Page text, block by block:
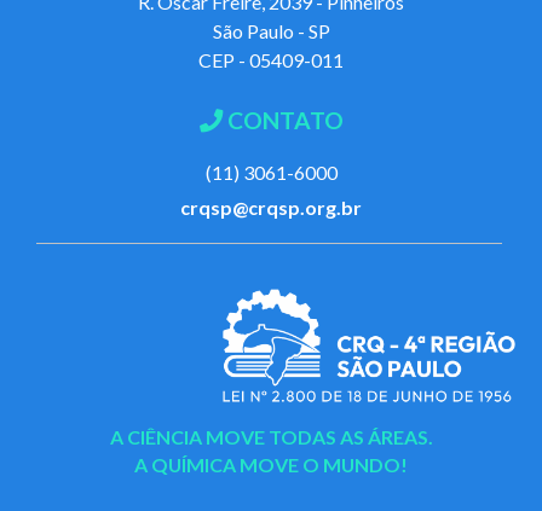
São Paulo - SP
CEP - 05409-011
CONTATO
(11) 3061-6000
crqsp@crqsp.org.br
A CIÊNCIA MOVE TODAS AS ÁREAS.
A QUÍMICA MOVE O MUNDO!